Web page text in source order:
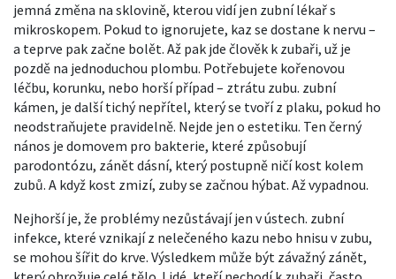
jemná změna na sklovině, kterou vidí jen zubní lékař s
mikroskopem. Pokud to ignorujete, kaz se dostane k nervu –
a teprve pak začne bolět. Až pak jde člověk k zubaři, už je
pozdě na jednoduchou plombu. Potřebujete kořenovou
léčbu, korunku, nebo horší případ – ztrátu zubu. zubní
kámen, je další tichý nepřítel, který se tvoří z plaku, pokud ho
neodstraňujete pravidelně. Nejde jen o estetiku. Ten černý
nános je domovem pro bakterie, které způsobují
parodontózu, zánět dásní, který postupně ničí kost kolem
zubů. A když kost zmizí, zuby se začnou hýbat. Až vypadnou.
Nejhorší je, že problémy nezůstávají jen v ústech. zubní
infekce, které vznikají z nelečeného kazu nebo hnisu v zubu,
se mohou šířit do krve. Výsledkem může být závažný zánět,